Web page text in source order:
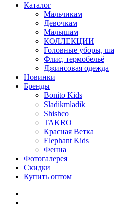
Каталог
Мальчикам
Девочкам
Малышам
КОЛЛЕКЦИИ
Головные уборы,
Флис, термобельё
Джинсовая одежда
Новинки
Бренды
Bonito Kids
Sladikmladik
Shishco
TAKRO
Красная Ветка
Elephant Kids
Фенна
Фотогалерея
Скидки
Купить оптом